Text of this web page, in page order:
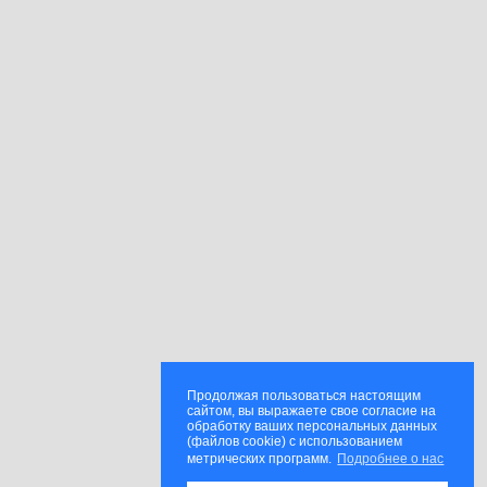
Продолжая пользоваться настоящим
сайтом, вы выражаете свое согласие на
обработку ваших персональных данных
(файлов cookie) с использованием
метрических программ. Подробнее о нас